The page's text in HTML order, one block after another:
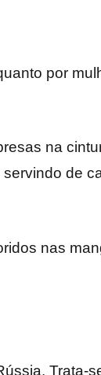
por
na
de
nas
Trata-